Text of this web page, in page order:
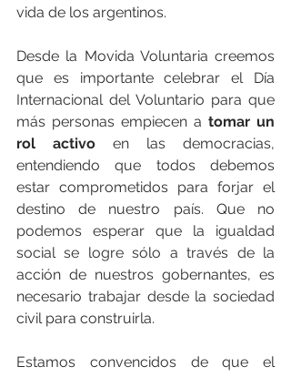
vida de los argentinos.
Desde la Movida Voluntaria creemos
que es importante celebrar el Día
Internacional del Voluntario para que
más personas empiecen a tomar un
rol activo en las democracias,
entendiendo que todos debemos
estar comprometidos para forjar el
destino de nuestro país. Que no
podemos esperar que la igualdad
social se logre sólo a través de la
acción de nuestros gobernantes, es
necesario trabajar desde la sociedad
civil para construirla.
Estamos convencidos de que el